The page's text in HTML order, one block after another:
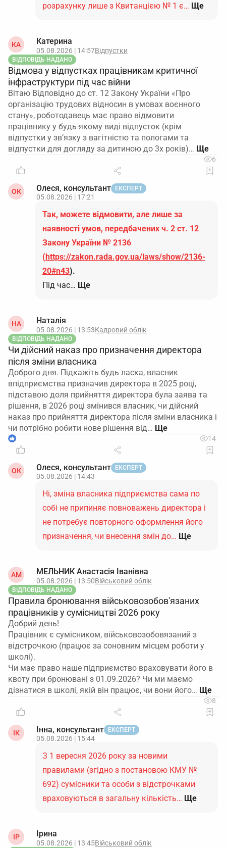
розрахунку лише з Квитанцією № 1 є… Ще
КА Катерина
05.08.2026 | 14:57Відпустки
ВІДПОВІДЬ НАДАНО
Відмова у відпустках працівникам критичної
інфраструктури під час війни
Вітаю Відповідно до ст. 12 Закону України «Про
організацію трудових відносин в умовах воєнного
стану», роботодавець має право відмовити
працівнику у будь-якому виді відпусток (крім
відпустки у зв’язку з вагітністю та пологами та
відпустки для догляду за дитиною до 3х років)…
6
ОК Олеся, консультант ЕКСПЕРТ
05.08.2026 | 17:21
Так, можете відмовити, але лише за
наявності умов, передбачених ч. 2 ст. 12
Закону України № 2136
(https://zakon.rada.gov.ua/laws/show/2136-
20#n43).
Під час… Ще
НА Наталія
05.08.2026 | 13:53Кадровий облік
ВІДПОВІДЬ НАДАНО
Чи дійсний наказ про призначення директора
після зміни власника
Доброго дня. Підкажіть будь ласка, власник
впідприємства призначив директора в 2025 році,
підставою доля прийняття директора була заява та
рішення, в 2026 році змінився власник, чи дійсний
наказ про прийняття директора після зміни власника і
чи потрібно робити нове рішення від…
1 14
ОК Олеся, консультант ЕКСПЕРТ
05.08.2026 | 14:43
Ні, зміна власника підприємства сама по
собі не припиняє повноважень директора і
не потребує повторного оформлення його
призначення, чи внесення змін до… Ще
АМ МЕЛЬНИК Анастасія Іванівна
05.08.2026 | 13:50Військовий облік
ВІДПОВІДЬ НАДАНО
Правила бронювання військовозобов'язаних
працівників у сумісництві 2026 року
Добрий день!
Працівник є сумісником, військовозобовязаний з
відстрочкою (працює за соновним місцем роботи у
школі).
Чи має право наше підприємство враховувати його в
квоту при бронювані з 01.09.2026? Чи ми маємо
дізнатися в школі, якій він працює, чи вони його…
8
ІК Інна, консультант ЕКСПЕРТ
05.08.2026 | 15:44
З 1 вересня 2026 року за новими
правилами (згідно з постановою КМУ №
692) сумісники та особи з відстрочками
враховуються в загальну кількість… Ще
ІР Ірина
05.08.2026 | 13:45Військовий облік